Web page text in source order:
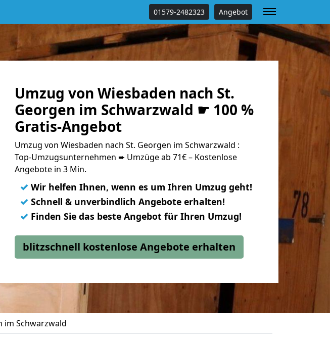
01579-2482323 Angebot
Umzug von Wiesbaden nach St.
Georgen im Schwarzwald ☛ 100 %
Gratis-Angebot
Umzug von Wiesbaden nach St. Georgen im Schwarzwald :
Top-Umzugsunternehmen ➨ Umzüge ab 71€ – Kostenlose
Angebote in 3 Min.
✓ Wir helfen Ihnen, wenn es um Ihren Umzug geht!
✓ Schnell & unverbindlich Angebote erhalten!
✓ Finden Sie das beste Angebot für Ihren Umzug!
blitzschnell kostenlose Angebote erhalten
im Schwarzwald